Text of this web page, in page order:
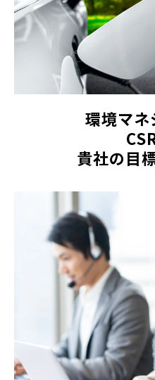
環境マネ
貴社の目